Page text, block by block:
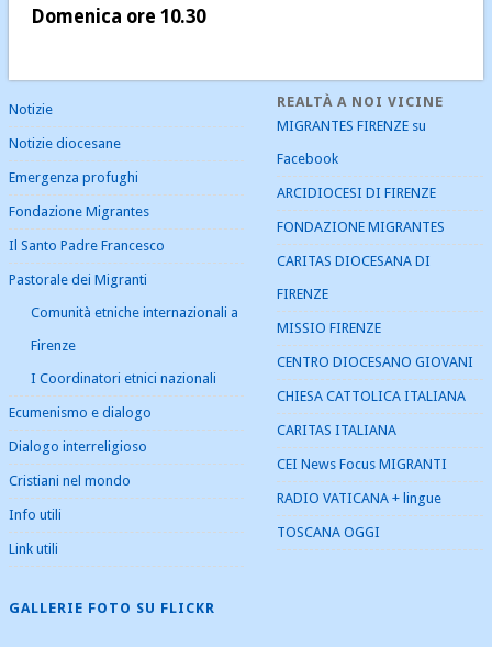
Domenica ore 10.30
Notizie
Notizie diocesane
Emergenza profughi
Fondazione Migrantes
Il Santo Padre Francesco
Pastorale dei Migranti
Comunità etniche internazionali a
Firenze
I Coordinatori etnici nazionali
Ecumenismo e dialogo
Dialogo interreligioso
Cristiani nel mondo
Info utili
Link utili
GALLERIE FOTO SU FLICKR
REALTÀ A NOI VICINE
MIGRANTES FIRENZE su
Facebook
ARCIDIOCESI DI FIRENZE
FONDAZIONE MIGRANTES
CARITAS DIOCESANA DI
FIRENZE
MISSIO FIRENZE
CENTRO DIOCESANO GIOVANI
CHIESA CATTOLICA ITALIANA
CARITAS ITALIANA
CEI News Focus MIGRANTI
RADIO VATICANA + lingue
TOSCANA OGGI